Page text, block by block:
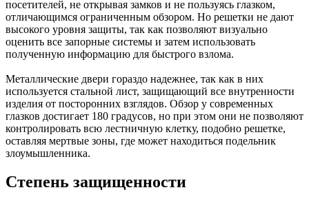
посетителей, не открывая замков и не пользуясь глазком,
отличающимся ограниченным обзором. Но решетки не дают
высокого уровня защиты, так как позволяют визуально
оценить все запорные системы и затем использовать
полученную информацию для быстрого взлома.
Металлические двери гораздо надежнее, так как в них
используется стальной лист, защищающий все внутренности
изделия от посторонних взглядов. Обзор у современных
глазков достигает 180 градусов, но при этом они не позволяют
контролировать всю лестничную клетку, подобно решетке,
оставляя мертвые зоны, где может находиться подельник
злоумышленника.
Степень защищенности